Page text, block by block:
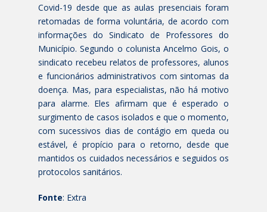
Covid-19 desde que as aulas presenciais foram
retomadas de forma voluntária, de acordo com
informações do Sindicato de Professores do
Município. Segundo o colunista Ancelmo Gois, o
sindicato recebeu relatos de professores, alunos
e funcionários administrativos com sintomas da
doença. Mas, para especialistas, não há motivo
para alarme. Eles afirmam que é esperado o
surgimento de casos isolados e que o momento,
com sucessivos dias de contágio em queda ou
estável, é propício para o retorno, desde que
mantidos os cuidados necessários e seguidos os
protocolos sanitários.
Fonte: Extra